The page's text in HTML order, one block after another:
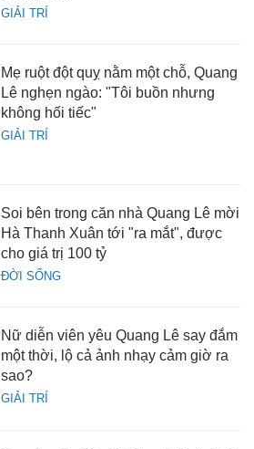
GIẢI TRÍ
GIẢI TRÍ
Mẹ ruột đột quỵ nằm một chỗ, Quang
Lê nghẹn ngào: "Tôi buồn nhưng
không hối tiếc"
ĐỜI SỐNG
Soi bên trong căn nhà Quang Lê mời
Hà Thanh Xuân tới "ra mắt", được
cho giá trị 100 tỷ
GIẢI TRÍ
Nữ diễn viên yêu Quang Lê say đắm
một thời, lộ cả ảnh nhạy cảm giờ ra
sao?